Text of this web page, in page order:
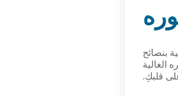
بنصائح
قلبكِ.